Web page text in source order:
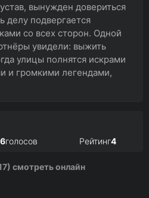
вынужден довериться
делу подвергается
со всех сторон. Одной
увидели: выжить
улицы полнятся искрами
и громкими легендами,
голосов Рейтинг4
смотреть онлайн